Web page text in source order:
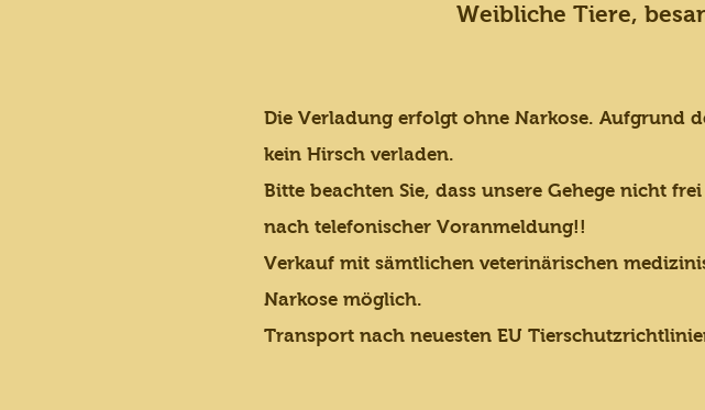
Weibliche Tiere,
Die Verladung erfolgt ohne Narkose. Aufgrund
kein Hirsch verladen.
Bitte beachten Sie, dass unsere Gehege nicht
nach telefonischer Voranmeldung!!
Verkauf mit sämtlichen veterinärischen
Narkose möglich.
Transport nach neuesten EU